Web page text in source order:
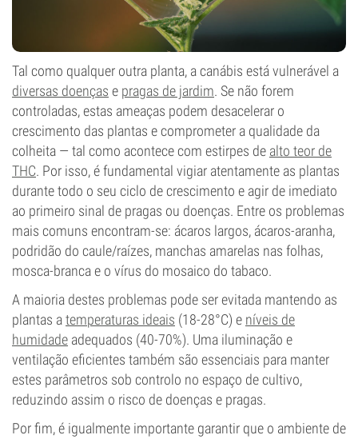
Tal como qualquer outra planta, a canábis está vulnerável a
diversas doenças e pragas de jardim. Se não forem
controladas, estas ameaças podem desacelerar o
crescimento das plantas e comprometer a qualidade da
colheita — tal como acontece com estirpes de alto teor de
THC. Por isso, é fundamental vigiar atentamente as plantas
durante todo o seu ciclo de crescimento e agir de imediato
ao primeiro sinal de pragas ou doenças. Entre os problemas
mais comuns encontram-se: ácaros largos, ácaros-aranha,
podridão do caule/raízes, manchas amarelas nas folhas,
mosca-branca e o vírus do mosaico do tabaco.
A maioria destes problemas pode ser evitada mantendo as
plantas atemperaturas ideais (18-28°C) e níveis de
humidade adequados (40-70%). Uma iluminação e
ventilação eficientes também são essenciais para manter
estes parâmetros sob controlo no espaço de cultivo,
reduzindo assim o risco de doenças e pragas.
Por fim, é igualmente importante garantir que o ambiente de